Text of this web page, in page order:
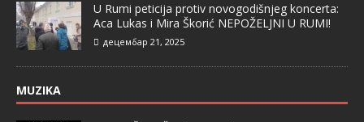
U Rumi peticija protiv novogodišnjeg koncerta:
Aca Lukas i Mira Škorić NEPOŽELJNI U RUMI!
децембар 21, 2025
MUZIKA